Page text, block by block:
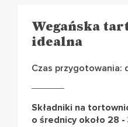
Wegańska
idealna
Czas przygotowania:
Składniki na
o średnicy około 28 -